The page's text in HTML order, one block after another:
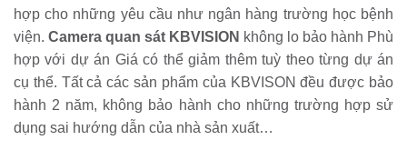
hợp cho những yêu cầu như ngân hàng trường học bệnh
viện. Camera quan sát KBVISION không lo bảo hành Phù
hợp với dự án Giá có thể giảm thêm tuỳ theo từng dự án
cụ thể. Tất cả các sản phẩm của KBVISON đều được bảo
hành 2 năm, không bảo hành cho những trường hợp sử
dụng sai hướng dẫn của nhà sản xuất…